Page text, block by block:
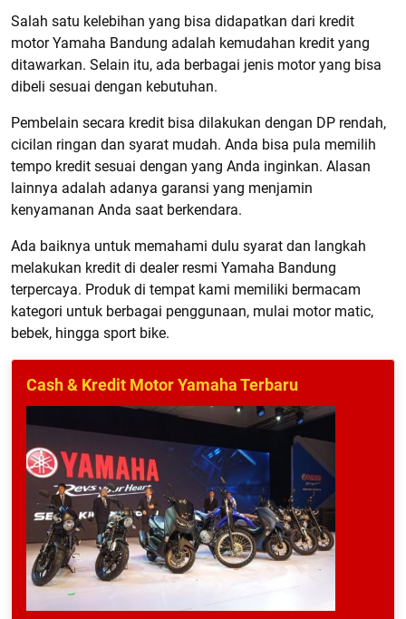
Salah satu kelebihan yang bisa didapatkan dari kredit
motor Yamaha Bandung adalah kemudahan kredit yang
ditawarkan. Selain itu, ada berbagai jenis motor yang bisa
dibeli sesuai dengan kebutuhan.
Pembelain secara kredit bisa dilakukan dengan DP rendah,
cicilan ringan dan syarat mudah. Anda bisa pula memilih
tempo kredit sesuai dengan yang Anda inginkan. Alasan
lainnya adalah adanya garansi yang menjamin
kenyamanan Anda saat berkendara.
Ada baiknya untuk memahami dulu syarat dan langkah
melakukan kredit di dealer resmi Yamaha Bandung
terpercaya. Produk di tempat kami memiliki bermacam
kategori untuk berbagai penggunaan, mulai motor matic,
bebek, hingga sport bike.
Cash & Kredit Motor Yamaha Terbaru